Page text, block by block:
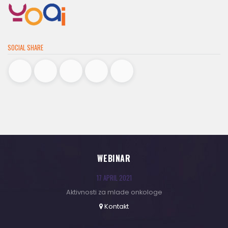
SOCIAL SHARE
WEBINAR
17 APRIL 2021
Aktivnosti za mlade onkologe
Kontakt